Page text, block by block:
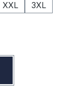
XXL
3XL